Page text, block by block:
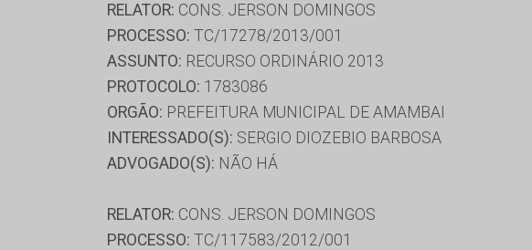
RELATOR: CONS. JERSON DOMINGOS
PROCESSO: TC/17278/2013/001
ASSUNTO: RECURSO ORDINÁRIO 2013
PROTOCOLO: 1783086
ORGÃO: PREFEITURA MUNICIPAL DE AMAMBAI
INTERESSADO(S): SERGIO DIOZEBIO BARBOSA
ADVOGADO(S): NÃO HÁ
RELATOR: CONS. JERSON DOMINGOS
PROCESSO: TC/117583/2012/001